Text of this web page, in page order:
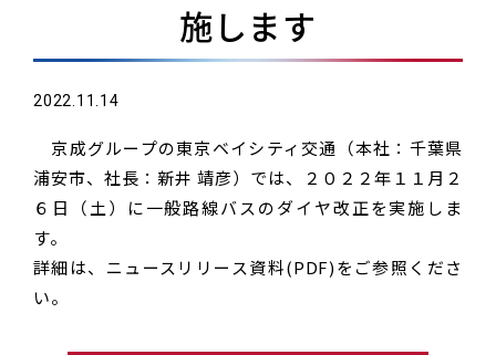
施します
2022.11.14
京成グループの東京ベイシティ交通（本社：千葉県
浦安市、社長：新井 靖彦）では、２０２２年１１月２
６日（土）に一般路線バスのダイヤ改正を実施しま
す。
詳細は、ニュースリリース資料(PDF)をご参照くださ
い。